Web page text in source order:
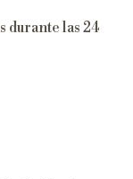
durante las 24